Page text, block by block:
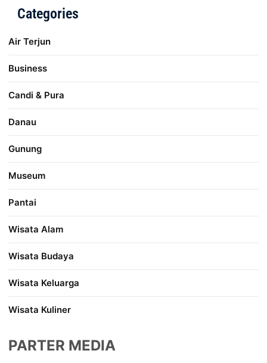
Categories
Air Terjun
Business
Candi & Pura
Danau
Gunung
Museum
Pantai
Wisata Alam
Wisata Budaya
Wisata Keluarga
Wisata Kuliner
PARTER MEDIA